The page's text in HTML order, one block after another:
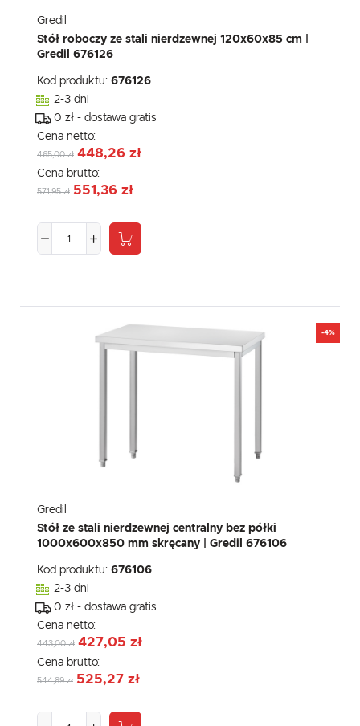
Gredil
Stół roboczy ze stali nierdzewnej 120x60x85 cm |
Gredil 676126
Kod produktu: 676126
2-3 dni
0 zł - dostawa gratis
Cena netto:
465,00 zł 448,26 zł
Cena brutto:
571,95 zł 551,36 zł
-4%
Gredil
Stół ze stali nierdzewnej centralny bez półki
1000x600x850 mm skręcany | Gredil 676106
Kod produktu: 676106
2-3 dni
0 zł - dostawa gratis
Cena netto:
443,00 zł 427,05 zł
Cena brutto:
544,89 zł 525,27 zł